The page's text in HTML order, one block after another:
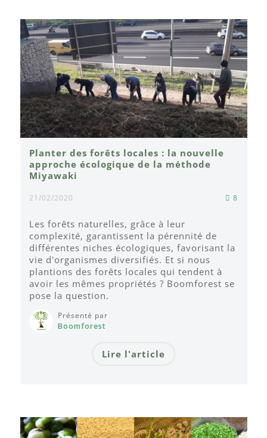
Planter des forêts locales : la nouvelle
approche écologique de la méthode
Miyawaki
21/02/2020 8
Les forêts naturelles, grâce à leur
complexité, garantissent la pérennité de
différentes niches écologiques, favorisant la
vie d'organismes diversifiés. Et si nous
plantions des forêts locales qui tendent à
avoir les mêmes propriétés ? Boomforest se
pose la question.
Présenté par
Boomforest
Lire l'article